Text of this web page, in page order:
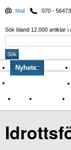
Mail 070 -
Sök bland 12.000 artiklar i
Nyheter Krönikor
Om Idrottens Affärer
Namn Sponsring